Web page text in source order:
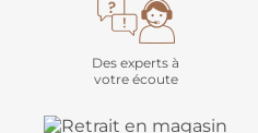
Des experts à
votre écoute